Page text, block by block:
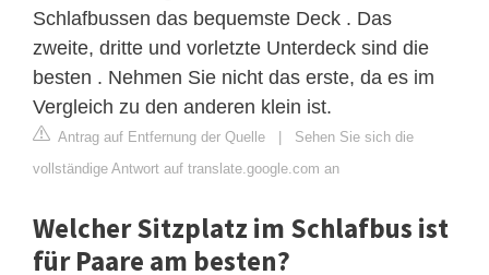
Schlafbussen das bequemste Deck . Das
zweite, dritte und vorletzte Unterdeck sind die
besten . Nehmen Sie nicht das erste, da es im
Vergleich zu den anderen klein ist.
Antrag auf Entfernung der Quelle | Sehen Sie sich die
vollständige Antwort auf translate.google.com an
Welcher Sitzplatz im Schlafbus ist
für Paare am besten?